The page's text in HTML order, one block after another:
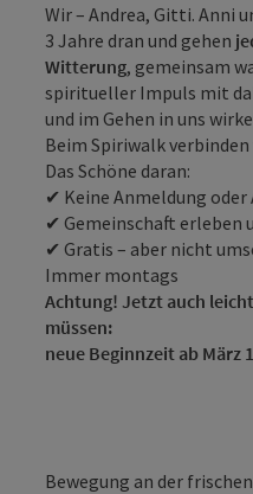
Wir – Andrea, Gitti. Anni
3 Jahre dran und gehen
Witterung, gemeinsam
spiritueller Impuls mit
und im Gehen in uns
Beim Spiriwalk
Das Schöne daran:
✔ Keine Anmeldung oder
✔ Gemeinschaft erleben
✔ Gratis – aber nicht
Immer montags
Achtung! Jetzt auch
müssen:
neue Beginnzeit ab März
Bewegung an der